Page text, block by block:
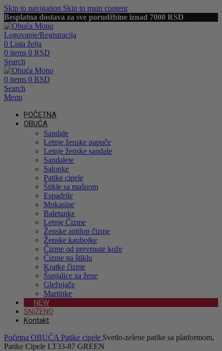
Skip to navigation Skip to main content
Besplatna dostava za sve porudžbine iznad 7000 RSD
Logovanje/Registracija
0 Lista želja
0 items 0 RSD
Search
0 items 0 RSD
Search
Menu
POČETNA
OBUĆA
Sandale
Letnje ženske papuče
Letnje ženske sandale
Sandalete
Salonke
Patike cipele
Štikle sa mašnom
Espadrile
Mokasine
Baletanke
Letnje Čizme
Ženske antilop čizme
Ženske kaubojke
Čizme od prevrnute kože
Čizme na štiklu
Kratke čizme
Šunjalice za žene
Gležnjače
Martinke
NEW
SNIŽENO
Kontakt
Početna OBUĆA Patike cipele Svetlo-zelene patike sa platformom,
Patike Cipele LT33-87 GREEN